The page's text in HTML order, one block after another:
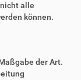
alle
können.
der Art.